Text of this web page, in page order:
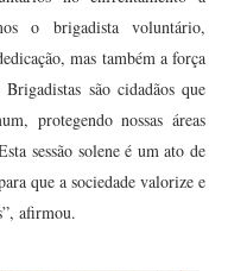
o brigadista voluntário,
mas também a força
são cidadãos que
protegendo nossas áreas
sessão solene é um ato de
que a sociedade valorize e
afirmou.